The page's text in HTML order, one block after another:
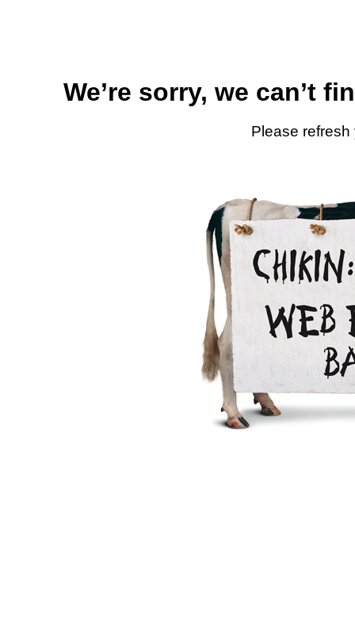
We’re sorry, we can’t
Please refresh